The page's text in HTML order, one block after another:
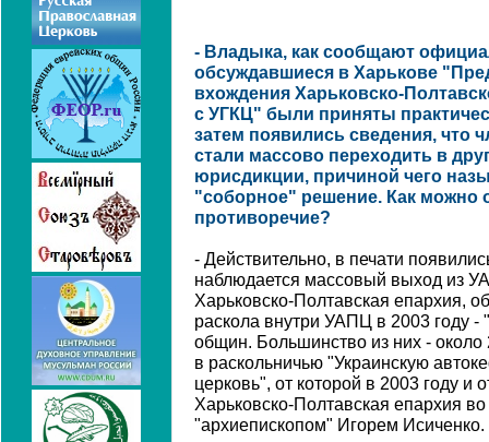
- Владыка, как сообщают
обсуждавшиеся в Харькове
вхождения Харьковско-
с УГКЦ" были приняты
затем появились сведения, что
стали массово переходить в
юрисдикции, причиной чего
"соборное" решение. Как можно
противоречие?
- Действительно, в печати
наблюдается массовый выход из
Харьковско-Полтавская епархия,
раскола внутри УАПЦ в 2003 году
общин. Большинство из них -
в раскольничью "Украинскую
церковь", от которой в 2003 году и
Харьковско-Полтавская епархия
"архиепископом" Игорем Исиченко.